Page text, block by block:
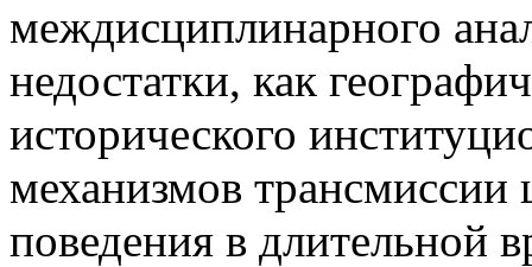
междисциплинарного
недостатки, как
исторического
механизмов трансмиссии
поведения в длительной